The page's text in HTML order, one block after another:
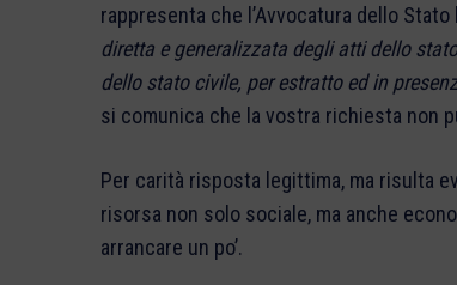
rappresenta che l’Avvocatura dello
diretta e generalizzata degli atti dello
dello stato civile, per estratto ed in
si comunica che la vostra richiesta non
Per carità risposta legittima, ma risulta
risorsa non solo sociale, ma anche
arrancare un po’.